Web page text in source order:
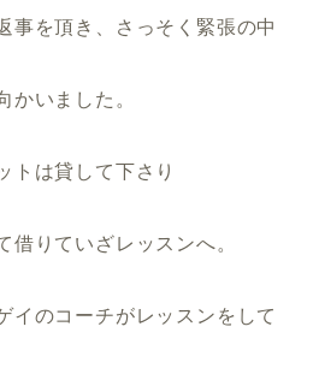
事を頂き、さっそく緊張の中
かいました。
トは貸して下さり
借りていざレッスンへ。
イのコーチがレッスンをして